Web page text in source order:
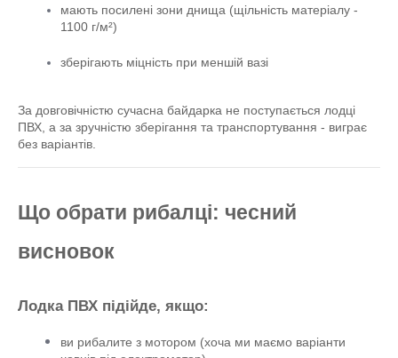
мають посилені зони днища (щільність матеріалу -
1100 г/м²)
зберігають міцність при меншій вазі
За довговічністю сучасна байдарка не поступається лодці
ПВХ, а за зручністю зберігання та транспортування - виграє
без варіантів.
Що обрати рибалці: чесний
висновок
Лодка ПВХ підійде, якщо:
ви рибалите з мотором (хоча ми маємо варіанти